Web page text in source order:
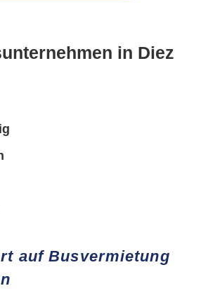
in Diez
auf Busvermietung